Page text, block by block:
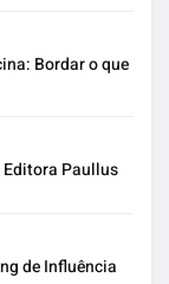
Bordar o que
Paullus
de Influência